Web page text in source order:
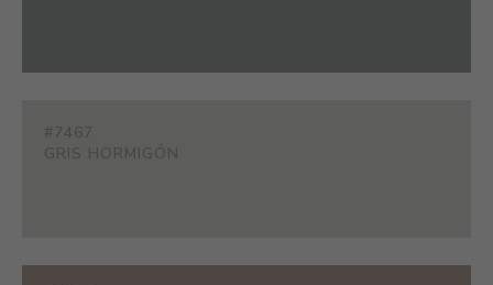
#7467
GRIS HORMIGÓN